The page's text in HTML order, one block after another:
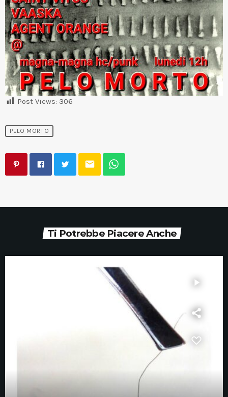
Post Views: 306
PELO MORTO
email
Ti Potrebbe Piacere Anche
play_arrow